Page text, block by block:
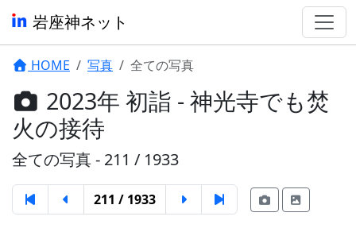
岩座神ネット
HOME 写真 全ての写真
2023年 初詣 - 神光寺でも焚
火の接待
全ての写真 - 211 / 1933
211 / 1933